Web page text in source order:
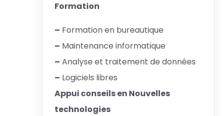
Formation
– Formation en bureautique
– Maintenance informatique
– Analyse et traitement de données
– Logiciels libres
Appui conseils en Nouvelles
technologies